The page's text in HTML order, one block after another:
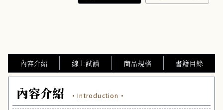
內容介紹 線上試讀 商品規格 書籍目錄
內容介紹 ·Introduction·